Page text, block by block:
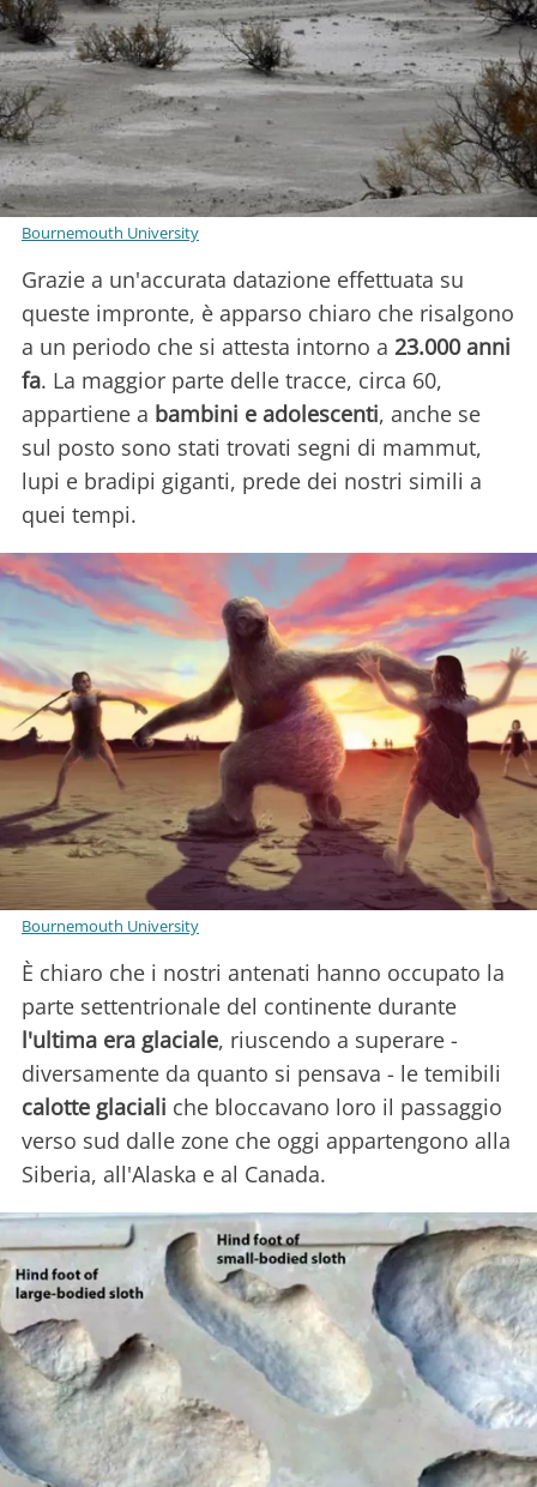
Bournemouth University
Grazie a un'accurata datazione effettuata su
queste impronte, è apparso chiaro che risalgono
a un periodo che si attesta intorno a 23.000 anni
fa. La maggior parte delle tracce, circa 60,
appartiene a bambini e adolescenti, anche se
sul posto sono stati trovati segni di mammut,
lupi e bradipi giganti, prede dei nostri simili a
quei tempi.
Bournemouth University
È chiaro che i nostri antenati hanno occupato la
parte settentrionale del continente durante
l'ultima era glaciale, riuscendo a superare -
diversamente da quanto si pensava - le temibili
calotte glaciali che bloccavano loro il passaggio
verso sud dalle zone che oggi appartengono alla
Siberia, all'Alaska e al Canada.